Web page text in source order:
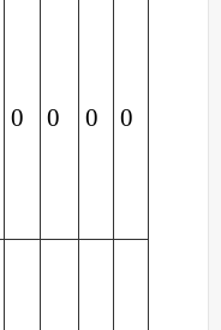
0 0 0 0